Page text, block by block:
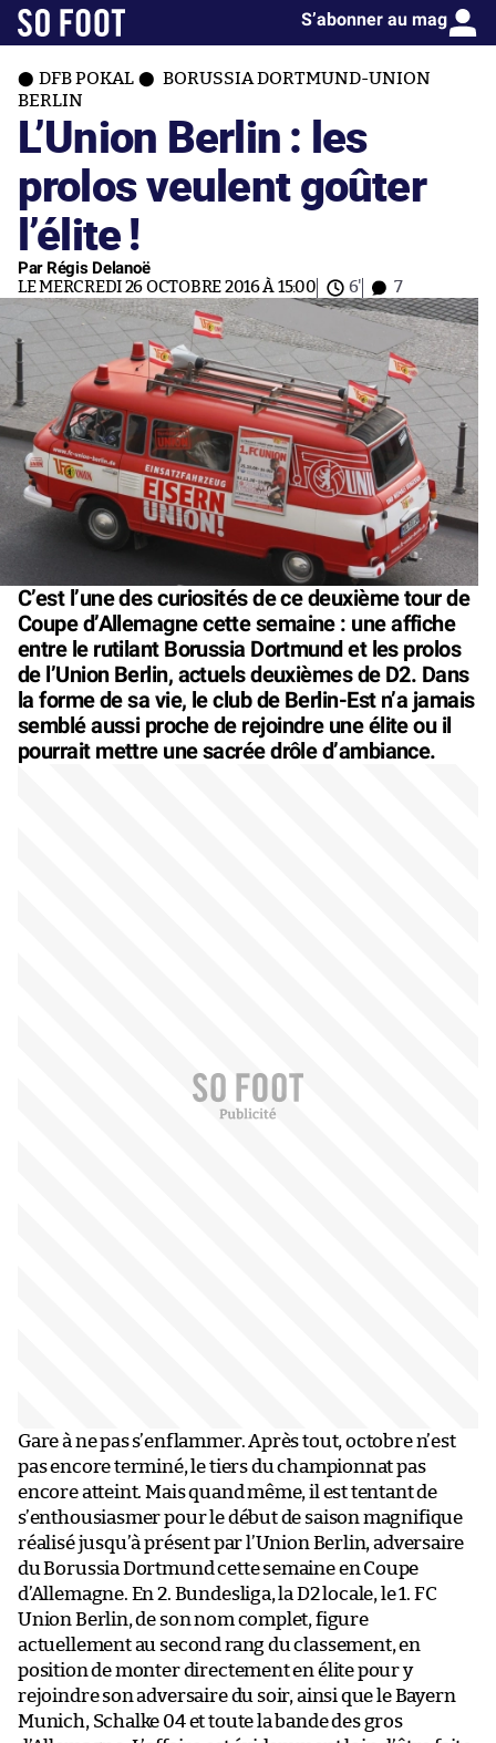
S’abonner au mag
DFB POKAL
BORUSSIA DORTMUND-UNION
BERLIN
L’Union Berlin : les
prolos veulent goûter
l’élite !
Par Régis Delanoë
LE MERCREDI 26 OCTOBRE 2016 À 15:00 6' 7
C’est l’une des curiosités de ce deuxième tour de
Coupe d’Allemagne cette semaine : une affiche
entre le rutilant Borussia Dortmund et les prolos
de l’Union Berlin, actuels deuxièmes de D2. Dans
la forme de sa vie, le club de Berlin-Est n’a jamais
semblé aussi proche de rejoindre une élite ou il
pourrait mettre une sacrée drôle d’ambiance.
Gare à ne pas s’enflammer. Après tout, octobre n’est
pas encore terminé, le tiers du championnat pas
encore atteint. Mais quand même, il est tentant de
s’enthousiasmer pour le début de saison magnifique
réalisé jusqu’à présent par l’Union Berlin, adversaire
du Borussia Dortmund cette semaine en Coupe
d’Allemagne. En 2. Bundesliga, la D2 locale, le 1. FC
Union Berlin, de son nom complet, figure
actuellement au second rang du classement, en
position de monter directement en élite pour y
rejoindre son adversaire du soir, ainsi que le Bayern
Munich, Schalke 04 et toute la bande des gros